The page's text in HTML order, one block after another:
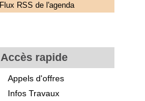
Flux RSS de l'agenda
Accès rapide
Appels d'offres
Infos Travaux